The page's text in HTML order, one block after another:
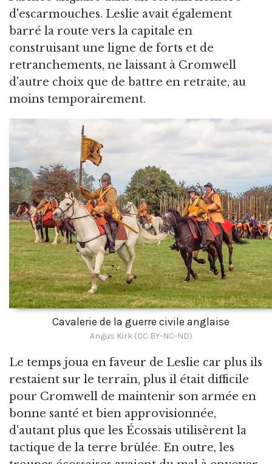
d'escarmouches. Leslie avait également
barré la route vers la capitale en
construisant une ligne de forts et de
retranchements, ne laissant à Cromwell
d'autre choix que de battre en retraite, au
moins temporairement.
Cavalerie de la guerre civile anglaise
Angus Kirk (CC BY-NC-ND)
Le temps joua en faveur de Leslie car plus ils
restaient sur le terrain, plus il était difficile
pour Cromwell de maintenir son armée en
bonne santé et bien approvisionnée,
d'autant plus que les Écossais utilisèrent la
tactique de la terre brûlée. En outre, les